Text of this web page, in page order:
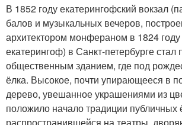
В 1852 году екатерингофский вокзал
балов и музыкальных вечеров,
архитектором монфераном в 1824
екатерингоф) в Санкт-петербурге
общественным зданием, где под
ёлка. Высокое, почти упирающееся в
дерево, увешанное украшениями из
положило начало традиции публичных